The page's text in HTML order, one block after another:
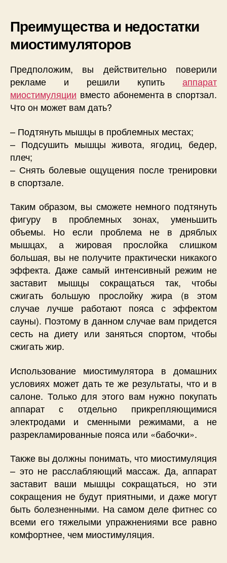
Преимущества и недостатки
миостимуляторов
Предположим, вы действительно поверили
рекламе и решили купить аппарат
миостимуляции вместо абонемента в спортзал.
Что он может вам дать?
– Подтянуть мышцы в проблемных местах;
– Подсушить мышцы живота, ягодиц, бедер,
плеч;
– Снять болевые ощущения после тренировки
в спортзале.
Таким образом, вы сможете немного подтянуть
фигуру в проблемных зонах, уменьшить
объемы. Но если проблема не в дряблых
мышцах, а жировая прослойка слишком
большая, вы не получите практически никакого
эффекта. Даже самый интенсивный режим не
заставит мышцы сокращаться так, чтобы
сжигать большую прослойку жира (в этом
случае лучше работают пояса с эффектом
сауны). Поэтому в данном случае вам придется
сесть на диету или заняться спортом, чтобы
сжигать жир.
Использование миостимулятора в домашних
условиях может дать те же результаты, что и в
салоне. Только для этого вам нужно покупать
аппарат с отдельно прикрепляющимися
электродами и сменными режимами, а не
разрекламированные пояса или «бабочки».
Также вы должны понимать, что миостимуляция
– это не расслабляющий массаж. Да, аппарат
заставит ваши мышцы сокращаться, но эти
сокращения не будут приятными, и даже могут
быть болезненными. На самом деле фитнес со
всеми его тяжелыми упражнениями все равно
комфортнее, чем миостимуляция.